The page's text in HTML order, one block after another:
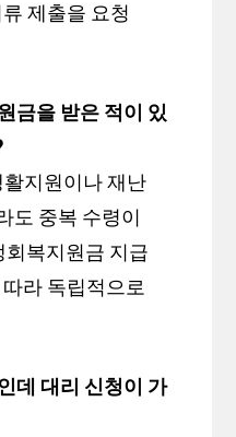
제출을 요청
금을 받은 적이 있
지원이나 재난
도 중복 수령이
회복지원금 지급
라 독립적으로
데 대리 신청이 가